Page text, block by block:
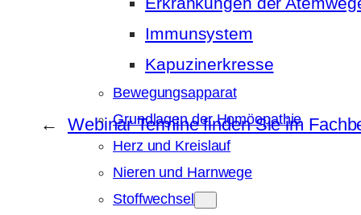
Immunsystem
Kapuzinerkresse
Bewegungsapparat
Grundlagen der Homöopathie
Herz und Kreislauf
Nieren und Harnwege
Stoffwechsel
← Webinar Termine finden Sie im